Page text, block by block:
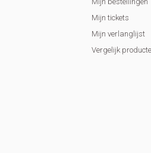
Mijn tickets
Mijn verlanglijst
Vergelijk